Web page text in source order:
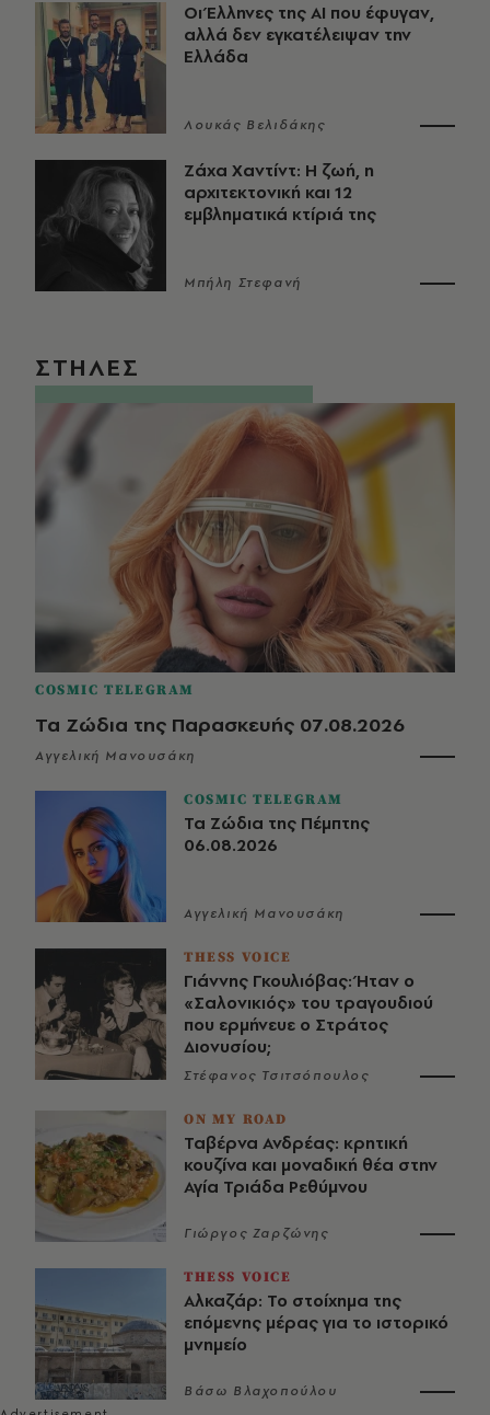
Οι Έλληνες της ΑΙ που έφυγαν,
αλλά δεν εγκατέλειψαν την
Ελλάδα
Λουκάς Βελιδάκης
Ζάχα Χαντίντ: Η ζωή, η
αρχιτεκτονική και 12
εμβληματικά κτίριά της
Μπήλη Στεφανή
ΣΤΗΛΕΣ
COSMIC TELEGRAM
Τα Ζώδια της Παρασκευής 07.08.2026
Αγγελική Μανουσάκη
COSMIC TELEGRAM
Τα Ζώδια της Πέμπτης
06.08.2026
Αγγελική Μανουσάκη
THESS VOICE
Γιάννης Γκουλιόβας: Ήταν ο
«Σαλονικιός» του τραγουδιού
που ερμήνευε ο Στράτος
Διονυσίου;
Στέφανος Τσιτσόπουλος
ON MY ROAD
Ταβέρνα Ανδρέας: κρητική
κουζίνα και μοναδική θέα στην
Αγία Τριάδα Ρεθύμνου
Γιώργος Ζαρζώνης
THESS VOICE
Αλκαζάρ: Το στοίχημα της
επόμενης μέρας για το ιστορικό
μνημείο
Βάσω Βλαχοπούλου